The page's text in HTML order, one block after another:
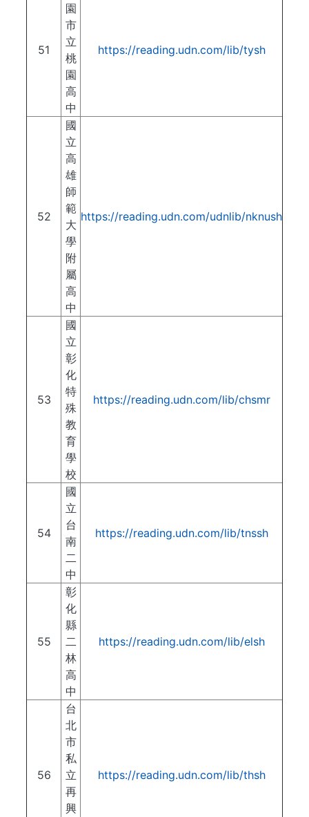
51
園
市
立
桃
園
高
中
https://reading.udn.com/lib/tysh
52
國
立
高
雄
師
範
大
學
附
屬
高
中
https://reading.udn.com/udnlib/nknush
53
國
立
彰
化
特
殊
教
育
學
校
https://reading.udn.com/lib/chsmr
54
國
立
台
南
二
中
https://reading.udn.com/lib/tnssh
55
彰
化
縣
二
林
高
中
https://reading.udn.com/lib/elsh
56
台
北
市
私
立
再
興
https://reading.udn.com/lib/thsh